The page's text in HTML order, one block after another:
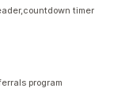
timer
program